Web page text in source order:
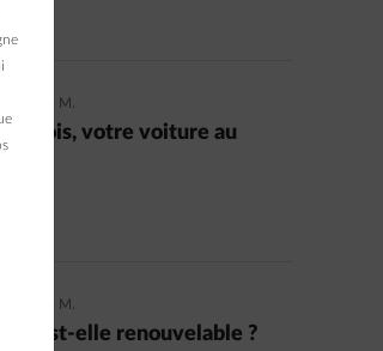
Laetitia M.
parfois, votre voiture au
Laetitia M.
est-elle renouvelable ?